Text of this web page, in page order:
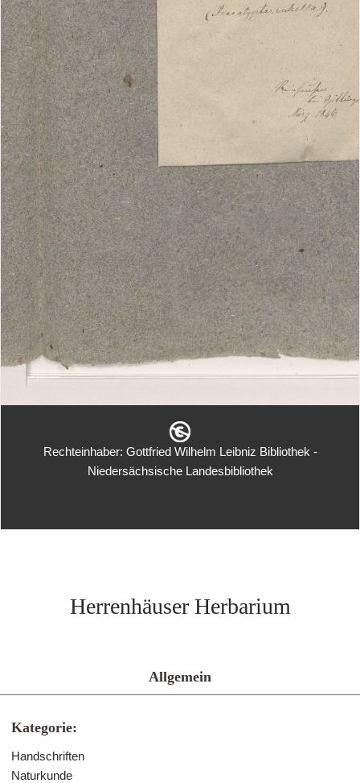
Rechteinhaber: Gottfried Wilhelm Leibniz Bibliothek -
Niedersächsische Landesbibliothek
Herrenhäuser Herbarium
Allgemein
Kategorie:
Handschriften
Naturkunde